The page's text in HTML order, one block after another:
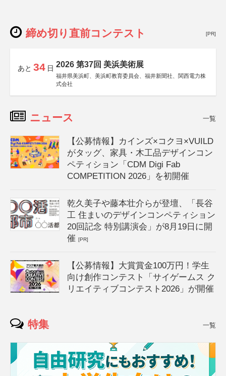
締め切り直前コンテスト [PR]
あと 34 日 2026 第37回 美浜美術展
福井県美浜町、美浜町教育委員会、福井新聞社、関西電力株
式会社
ニュース 一覧
【公募情報】カインズ×コクヨ×VUILD
がタッグ、家具・木工品デザインコン
ペティション「CDM Digi Fab
COMPETITION 2026」を初開催
乾久美子や藤本壮介らが登壇、「長谷
工 住まいのデザインコンペティション
20回記念 特別講演会」が8月19日に開
催[PR]
【公募情報】大賞賞金100万円！学生
向け創作コンテスト「サイゲームス ク
リエイティブコンテスト2026」が開催
特集 一覧